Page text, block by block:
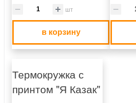
шт
в корзину
Термокружка с
принтом "Я Казак"